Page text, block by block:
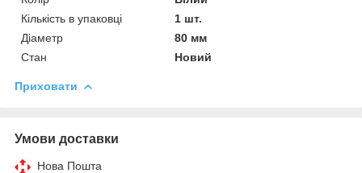
Кількість в упаковці
1 шт.
Діаметр
80 мм
Стан
Новий
Приховати
Умови доставки
Нова Пошта